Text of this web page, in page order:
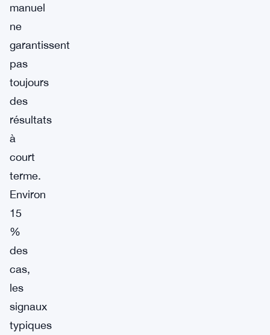
manuel
ne
garantissent
pas
toujours
des
résultats
à
court
terme.
Environ
15
%
des
cas,
les
signaux
typiques